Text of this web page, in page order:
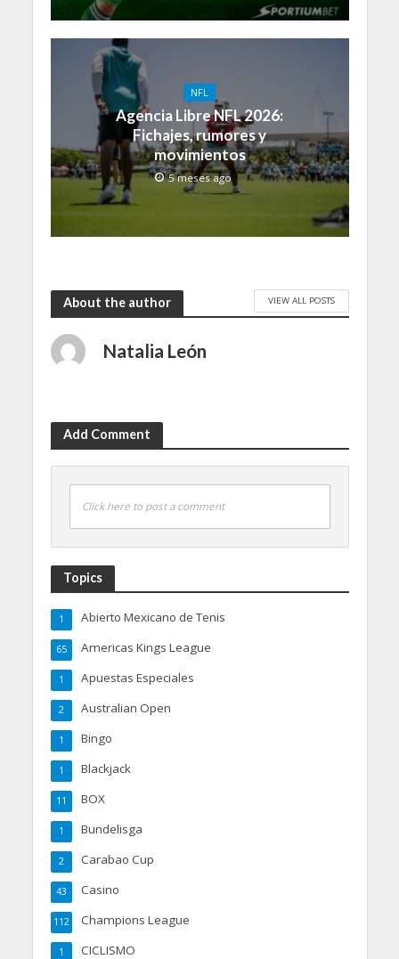
NFL
Agencia Libre NFL 2026:
Fichajes, rumores y
movimientos
5 meses ago
About the author VIEW ALL POSTS
Natalia León
Add Comment
Click here to post a comment
Topics
Abierto Mexicano de Tenis
1
Americas Kings League
65
Apuestas Especiales
1
Australian Open
2
Bingo
1
Blackjack
1
BOX
11
Bundelisga
1
Carabao Cup
2
Casino
43
Champions League
112
CICLISMO
1